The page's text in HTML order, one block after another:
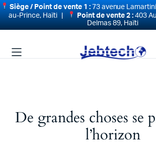
Siège / Point de vente 1 :73 avenue
au-Prince, Haïti |
Point de vente 2 :403
Delmas 89, Haïti
De grandes choses se
l’horizon